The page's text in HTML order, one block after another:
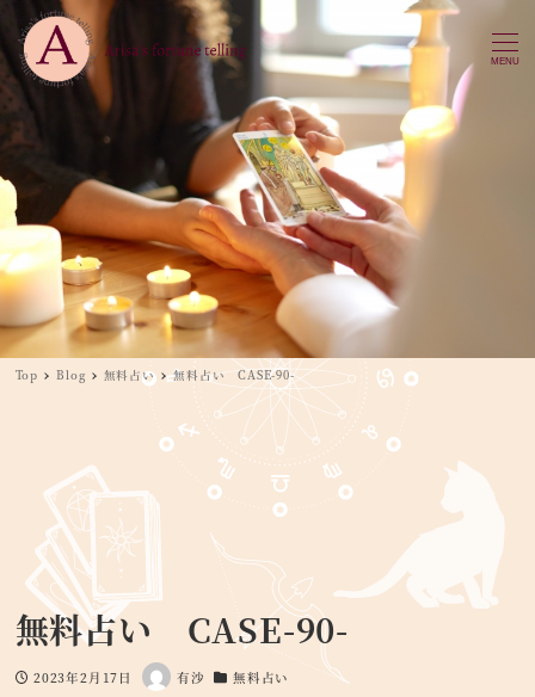
MENU
Top Blog 無料占い 無料占い CASE-90-
無料占い CASE-90-
投稿日
2023年2月17日
著
有沙
カテゴリー
無料占い